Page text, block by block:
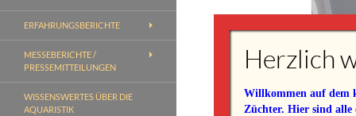
22.
ERFAHRUNGSBERICHTE
MESSEBERICHTE /
PRESSEMITTEILUNGEN
WISSENSWERTES ÜBER DIE
AQUARISTIK
Herzlich
Willkommen auf dem
Züchter. Hier sind alle